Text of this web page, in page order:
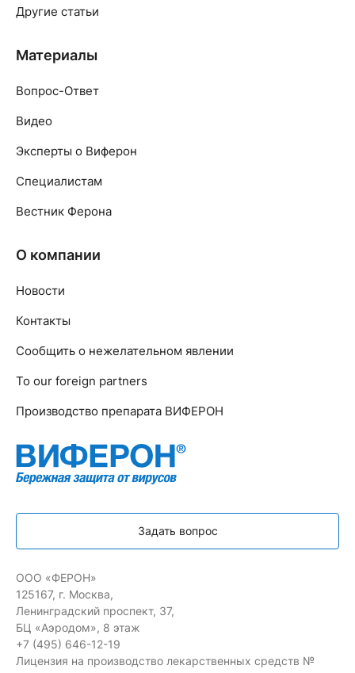
Другие статьи
Материалы
Вопрос-Ответ
Видео
Эксперты о Виферон
Специалистам
Вестник Ферона
О компании
Новости
Контакты
Сообщить о нежелательном явлении
To our foreign partners
Производство препарата ВИФЕРОН
Задать вопрос
ООО «ФЕРОН»
125167, г. Москва,
Ленинградский проспект, 37,
БЦ «Аэродом», 8 этаж
+7 (495) 646-12-19
Лицензия на производство лекарственных средств №